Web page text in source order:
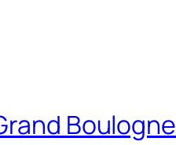
Boulogne